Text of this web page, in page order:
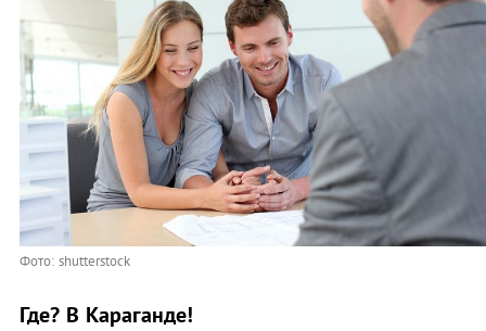
Фото: shutterstock
Где? В Караганде!